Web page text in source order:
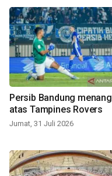
Persib Bandung menang
atas Tampines Rovers
Jumat, 31 Juli 2026